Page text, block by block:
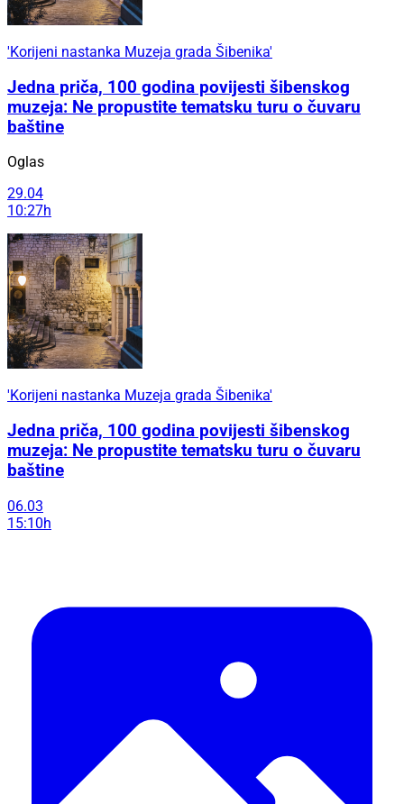
'Korijeni nastanka Muzeja grada Šibenika'
Jedna priča, 100 godina povijesti šibenskog
muzeja: Ne propustite tematsku turu o čuvaru
baštine
Oglas
29.04
10:27h
'Korijeni nastanka Muzeja grada Šibenika'
Jedna priča, 100 godina povijesti šibenskog
muzeja: Ne propustite tematsku turu o čuvaru
baštine
06.03
15:10h